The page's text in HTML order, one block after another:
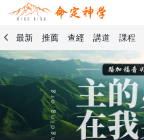
最新 推薦 查經 講道 課程
命定音樂
命定書屋 命定奉獻
禱告精選
查經精選 講道精選
見證精選
101課程 創世記
洗禮禮文
聖餐禮文 01 創世記
03 利未記
04 民數記 05 申命記